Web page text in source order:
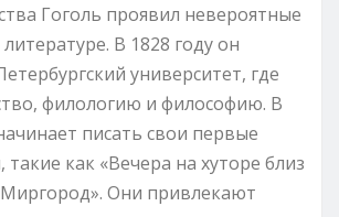
Гоголь проявил невероятные
В 1828 году он
университет, где
филологию и философию. В
писать свои первые
такие как «Вечера на хуторе близ
Они привлекают